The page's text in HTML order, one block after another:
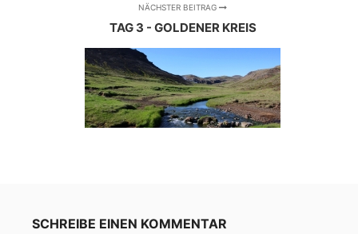
NÄCHSTER BEITRAG
TAG 3 - GOLDENER KREIS
SCHREIBE EINEN KOMMENTAR